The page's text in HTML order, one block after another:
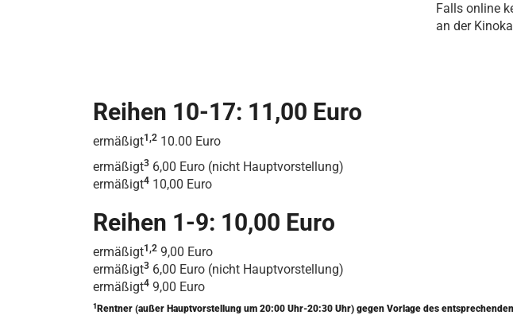
Falls online
an der
Reihen 10-17: 11,00 Euro
ermäßigt1,2 10.00 Euro
ermäßigt3 6,00 Euro (nicht Hauptvorstellung)
ermäßigt4 10,00 Euro
Reihen 1-9: 10,00 Euro
ermäßigt1,2 9,00 Euro
ermäßigt3 6,00 Euro (nicht Hauptvorstellung)
ermäßigt4 9,00 Euro
1 Rentner (außer Hauptvorstellung um 20:00 Uhr-20:30 Uhr) gegen Vorlage des